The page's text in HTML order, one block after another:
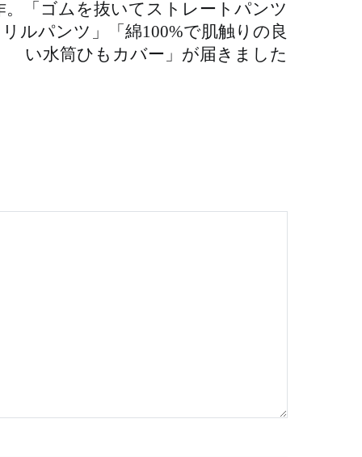
「ゴムを抜いてストレートパンツ
ルパンツ」「綿100%で肌触りの良
い水筒ひもカバー」が届きました